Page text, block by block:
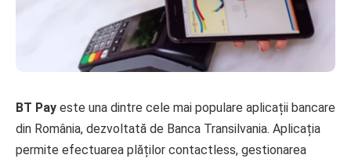
BT Pay este una dintre cele mai populare aplicații bancare
din România, dezvoltată de Banca Transilvania. Aplicația
permite efectuarea plăților contactless, gestionarea